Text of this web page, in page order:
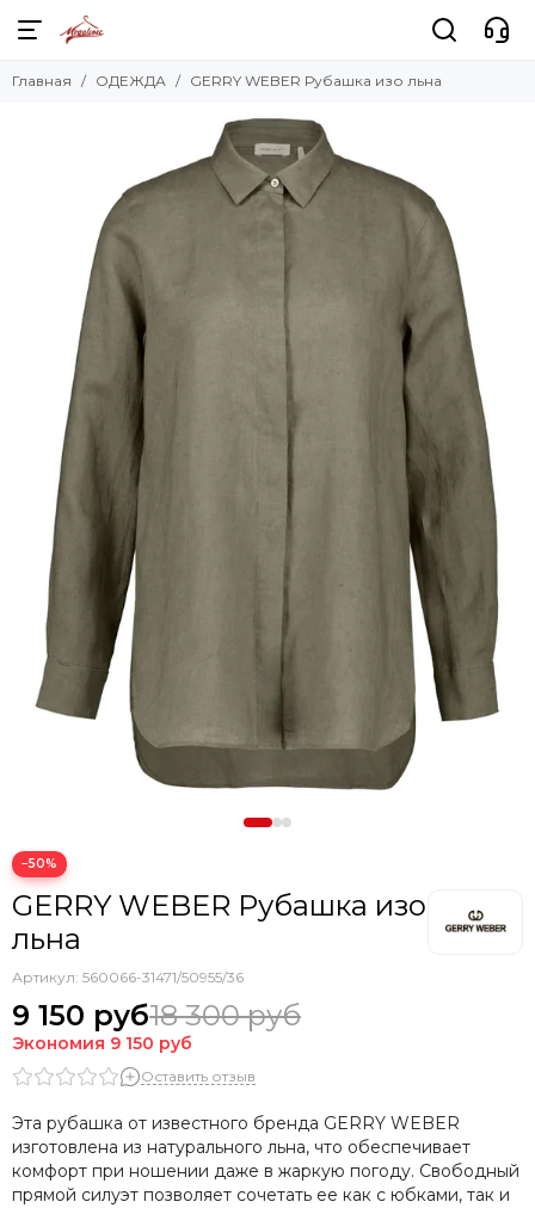
Главная ОДЕЖДА GERRY WEBER Рубашка изо льна
−50%
GERRY WEBER Рубашка изо
льна
Артикул: 560066-31471/50955/36
9 150 руб18 300 руб
Экономия 9 150 руб
Оставить отзыв
Эта рубашка от известного бренда GERRY WEBER
изготовлена из натурального льна, что обеспечивает
комфорт при ношении даже в жаркую погоду. Свободный
прямой силуэт позволяет сочетать ее как с юбками, так и